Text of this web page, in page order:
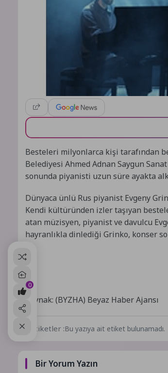
Besteleri milyonlarca kişi tarafından
Belediyesi Ahmed Adnan Saygun
sonunda piyanisti uzun süre ayakta
Dünyaca ünlü Rus piyanist Evgeny
Kendi kültüründen izler taşıyan
atan müzisyen, piyanist ve davulcu
hayranlıkla dinlediği Grinko, konser
Kaynak: (BYZHA) Beyaz Haber Ajansı
Etiketler :Bu yazıya ait etiket bulunamadı.
Bir Yorum Yazın
0